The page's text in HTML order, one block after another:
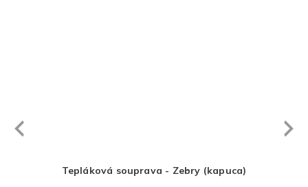
Tepláková souprava - Zebry (kapuca)
Next